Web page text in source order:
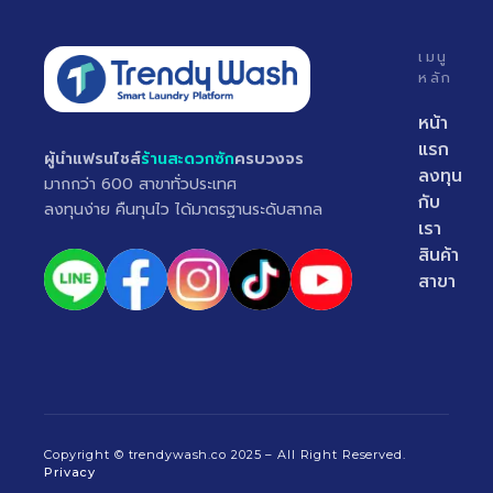
ผู้นำแฟรนไชส์ร้านสะดวกซักครบวงจร
มากกว่า 600 สาขาทั่วประเทศ
ลงทุนง่าย คืนทุนไว ได้มาตรฐานระดับสากล
เมนู
หลัก
หน้า
แรก
ลงทุน
กับ
เรา
สินค้า
สาขา
Copyright © trendywash.co 2025 – All Right Reserved.
Privacy